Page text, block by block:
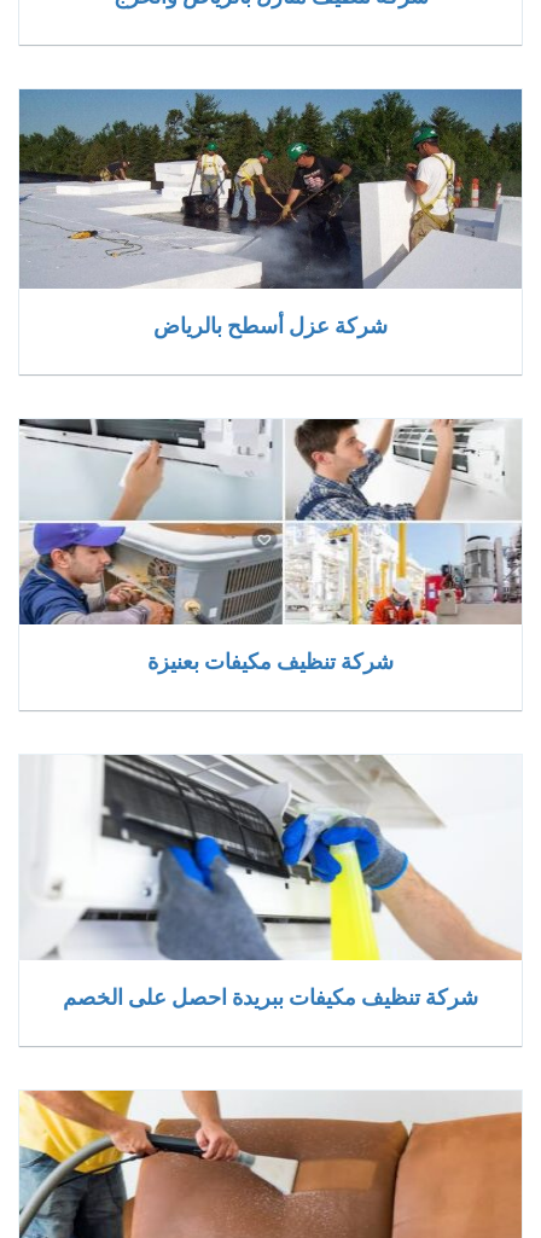
شركة عزل أسطح بالرياض
شركة تنظيف مكيفات بعنيزة
شركة تنظيف مكيفات ببريدة احصل على الخصم